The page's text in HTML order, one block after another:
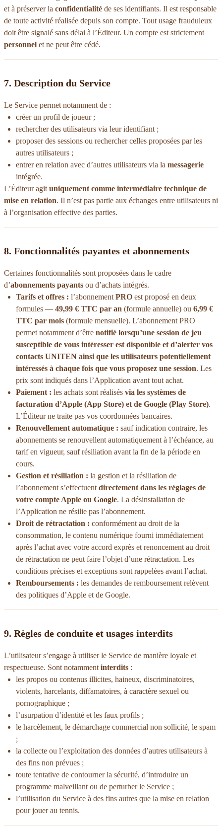
et à préserver la confidentialité de ses identifiants. Il est responsable
de toute activité réalisée depuis son compte. Tout usage frauduleux
doit être signalé sans délai à l’Éditeur. Un compte est strictement
personnel et ne peut être cédé.
7. Description du Service
Le Service permet notamment de :
créer un profil de joueur ;
rechercher des utilisateurs via leur identifiant ;
proposer des sessions ou rechercher celles proposées par les
autres utilisateurs ;
entrer en relation avec d’autres utilisateurs via la messagerie
intégrée.
L’Éditeur agit uniquement comme intermédiaire technique de
mise en relation. Il n’est pas partie aux échanges entre utilisateurs ni
à l’organisation effective des parties.
8. Fonctionnalités payantes et abonnements
Certaines fonctionnalités sont proposées dans le cadre
d’abonnements payants ou d’achats intégrés.
Tarifs et offres : l’abonnement PRO est proposé en deux
formules — 49,99 € TTC par an (formule annuelle) ou 6,99 €
TTC par mois (formule mensuelle). L’abonnement PRO
permet notamment d’être notifié lorsqu’une session de jeu
susceptible de vous intéresser est disponible et d’alerter vos
contacts UNITEN ainsi que les utilisateurs potentiellement
intéressés à chaque fois que vous proposez une session. Les
prix sont indiqués dans l’Application avant tout achat.
Paiement : les achats sont réalisés via les systèmes de
facturation d’Apple (App Store) et de Google (Play Store).
L’Éditeur ne traite pas vos coordonnées bancaires.
Renouvellement automatique : sauf indication contraire, les
abonnements se renouvellent automatiquement à l’échéance, au
tarif en vigueur, sauf résiliation avant la fin de la période en
cours.
Gestion et résiliation : la gestion et la résiliation de
l’abonnement s’effectuent directement dans les réglages de
votre compte Apple ou Google. La désinstallation de
l’Application ne résilie pas l’abonnement.
Droit de rétractation : conformément au droit de la
consommation, le contenu numérique fourni immédiatement
après l’achat avec votre accord exprès et renoncement au droit
de rétractation ne peut faire l’objet d’une rétractation. Les
conditions précises et exceptions sont rappelées avant l’achat.
Remboursements : les demandes de remboursement relèvent
des politiques d’Apple et de Google.
9. Règles de conduite et usages interdits
L’utilisateur s’engage à utiliser le Service de manière loyale et
respectueuse. Sont notamment interdits :
les propos ou contenus illicites, haineux, discriminatoires,
violents, harcelants, diffamatoires, à caractère sexuel ou
pornographique ;
l’usurpation d’identité et les faux profils ;
le harcèlement, le démarchage commercial non sollicité, le spam
;
la collecte ou l’exploitation des données d’autres utilisateurs à
des fins non prévues ;
toute tentative de contourner la sécurité, d’introduire un
programme malveillant ou de perturber le Service ;
l’utilisation du Service à des fins autres que la mise en relation
pour jouer au tennis.